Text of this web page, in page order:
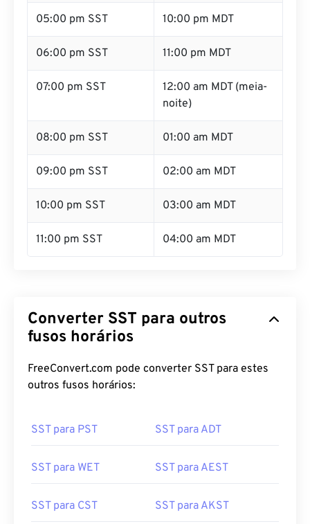
05:00 pm SST 10:00 pm MDT
06:00 pm SST 11:00 pm MDT
07:00 pm SST
12:00 am MDT (meia-
noite)
08:00 pm SST 01:00 am MDT
09:00 pm SST 02:00 am MDT
10:00 pm SST 03:00 am MDT
11:00 pm SST 04:00 am MDT
Converter SST para outros
fusos horários
FreeConvert.com pode converter SST para estes
outros fusos horários:
SST para PST SST para ADT
SST para WET SST para AEST
SST para CST SST para AKST